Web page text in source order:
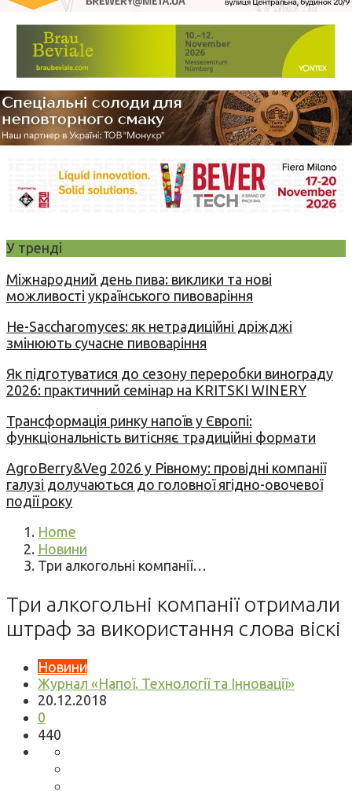
У тренді
Міжнародний день пива: виклики та нові
можливості українського пивоваріння
Не-Saccharomyces: як нетрадиційні дріжджі
змінюють сучасне пивоваріння
Як підготуватися до сезону переробки винограду
2026: практичний семінар на KRITSKI WINERY
Трансформація ринку напоїв у Європі:
функціональність витісняє традиційні формати
AgroBerry&Veg 2026 у Рівному: провідні компанії
галузі долучаються до головної ягідно-овочевої
події року
Home
Новини
Три алкогольні компанії…
Три алкогольні компанії отримали
штраф за використання слова віскі
Новини
Журнал «Напої. Технології та Інновації»
20.12.2018
0
440